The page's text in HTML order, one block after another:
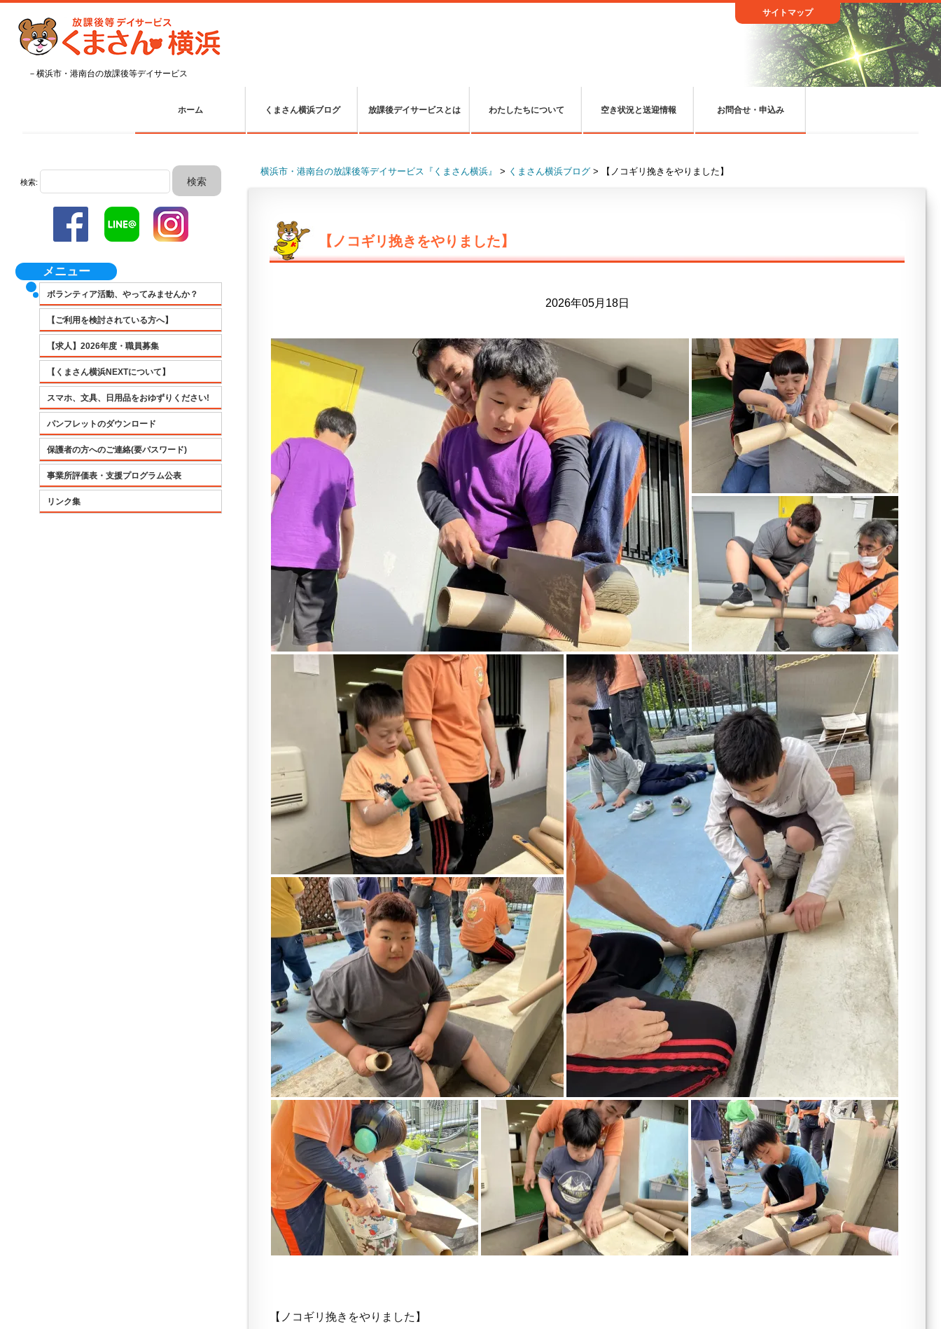
サイトマップ
－横浜市・港南台の放課後等デイサービス
ホーム くまさん横浜ブログ 放課後デイサービスとは わたしたちについて 空き状況と送迎情報 お問合せ・申込み
検索:
メニュー
ボランティア活動、やってみませんか？
【ご利用を検討されている方へ】
【求人】2026年度・職員募集
【くまさん横浜NEXTについて】
スマホ、文具、日用品をおゆずりください!
パンフレットのダウンロード
保護者の方へのご連絡(要パスワード)
事業所評価表・支援プログラム公表
リンク集
横浜市・港南台の放課後等デイサービス『くまさん横浜』 > くまさん横浜ブログ > 【ノコギリ挽きをやりました】
【ノコギリ挽きをやりました】
2026年05月18日
【ノコギリ挽きをやりました】